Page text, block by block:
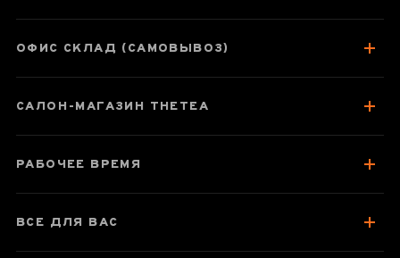
ОФИС СКЛАД (САМОВЫВОЗ)
САЛОН-МАГАЗИН THETEA
РАБОЧЕЕ ВРЕМЯ
ВСЕ ДЛЯ ВАС